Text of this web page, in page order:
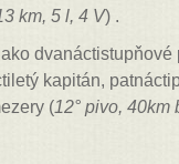
km, 5 l, 4 V) .
dvanáctistupňové
kapitán,
(12° pivo, 40km